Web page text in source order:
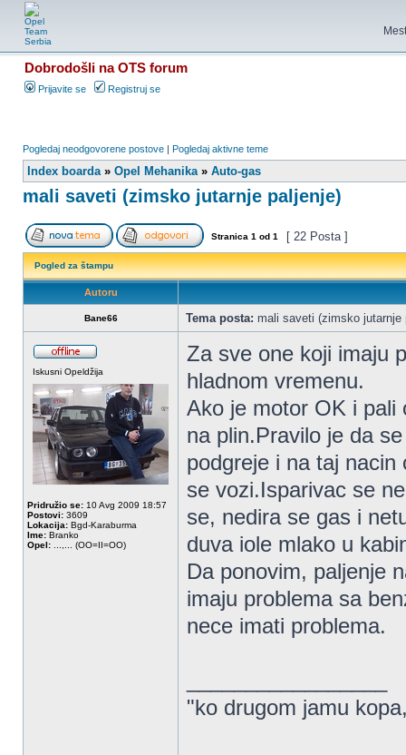
Dobrodošli na OTS forum
Prijavite se Registruj se
Pogledaj neodgovorene postove | Pogledaj aktivne teme
Index boarda» Opel Mehanika» Auto-gas
mali saveti (zimsko jutarnje paljenje)
Stranica 1 od 1 [ 22 Posta ]
Pogled za štampu
Autoru
Bane66 Tema posta: mali saveti (zimsko jutarnje
Iskusni Opeldžija
Pridružio se: 10 Avg 2009 18:57
Postovi: 3609
Lokacija: Bgd-Karaburma
Ime: Branko
Opel: ...,... (OO=II=OO)
Za sve one koji imaju
hladnom vremenu.
Ako je motor OK i pali
na plin.Pravilo je da
podgreje i na taj
se vozi.Isparivac se
se, nedira se gas i
duva iole mlako u
Da ponovim, paljenje
imaju problema sa
nece imati problema.
"ko drugom jamu